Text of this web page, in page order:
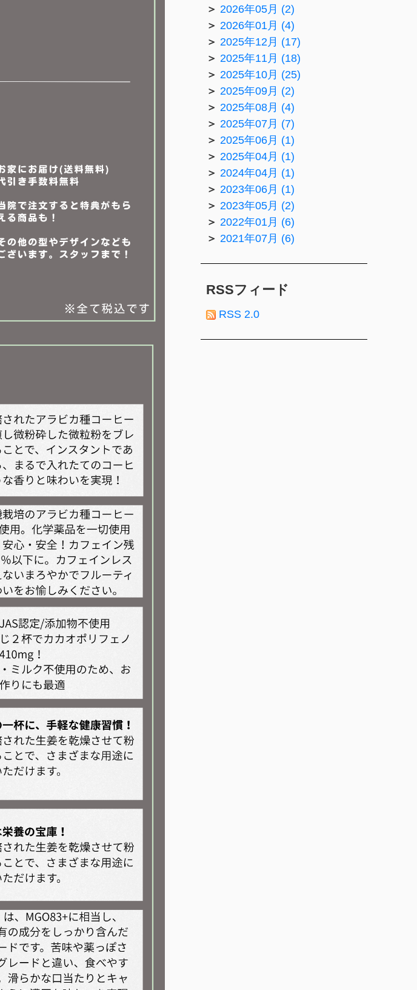
2026年05月 (2)
2026年01月 (4)
2025年12月 (17)
2025年11月 (18)
2025年10月 (25)
2025年09月 (2)
2025年08月 (4)
2025年07月 (7)
2025年06月 (1)
2025年04月 (1)
2024年04月 (1)
2023年06月 (1)
2023年05月 (2)
2022年01月 (6)
2021年07月 (6)
RSSフィード
RSS 2.0